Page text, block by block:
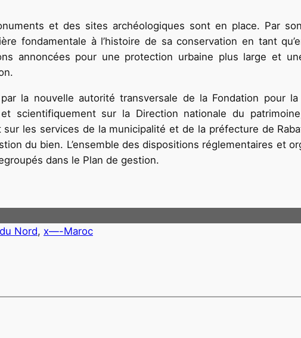
et des sites archéologiques sont en place. Par
fondamentale à l’histoire de sa conservation en tant
annoncées pour une protection urbaine plus large et
la nouvelle autorité transversale de la Fondation pour la
scientifiquement sur la Direction nationale du
les services de la municipalité et de la préfecture de
du bien. L’ensemble des dispositions réglementaires et
dans le Plan de gestion.
Nord, x—-Maroc